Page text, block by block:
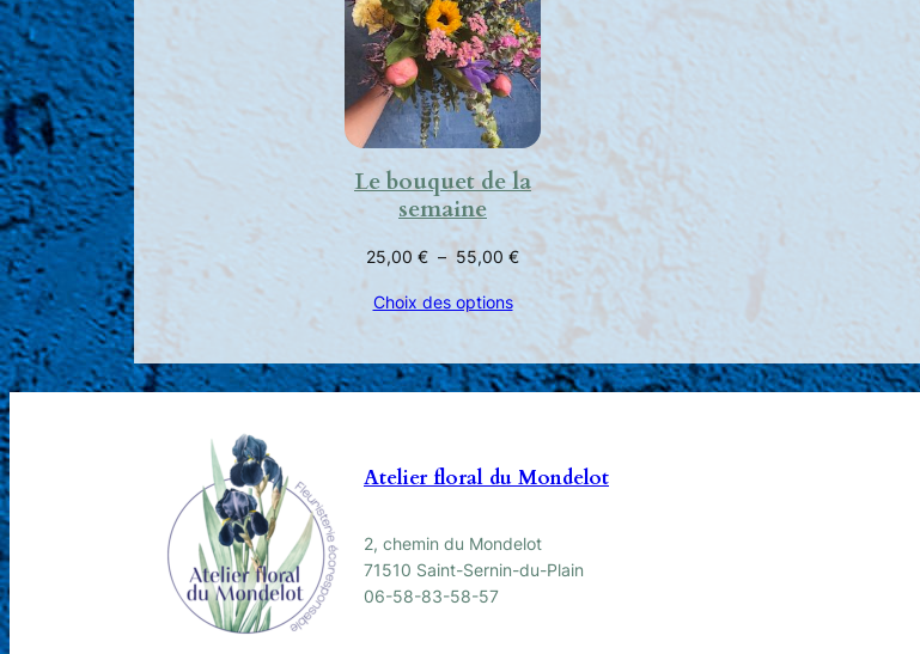
Le bouquet de la
semaine
25,00 € – 55,00 €Plage
prix :
25,00 €
à
55,00 €
Choix des options
Atelier floral du Mondelot
2, chemin du Mondelot
71510 Saint-Sernin-du-Plain
06-58-83-58-57